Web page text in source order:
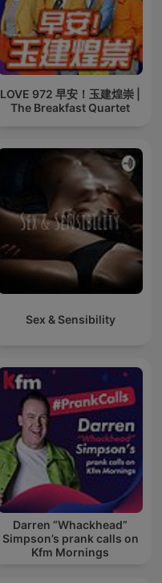
LOVE 972 早安！玉建煌崇 |
The Breakfast Quartet
Sex & Sensibility
Darren “Whackhead”
Simpson’s prank calls on
Kfm Mornings